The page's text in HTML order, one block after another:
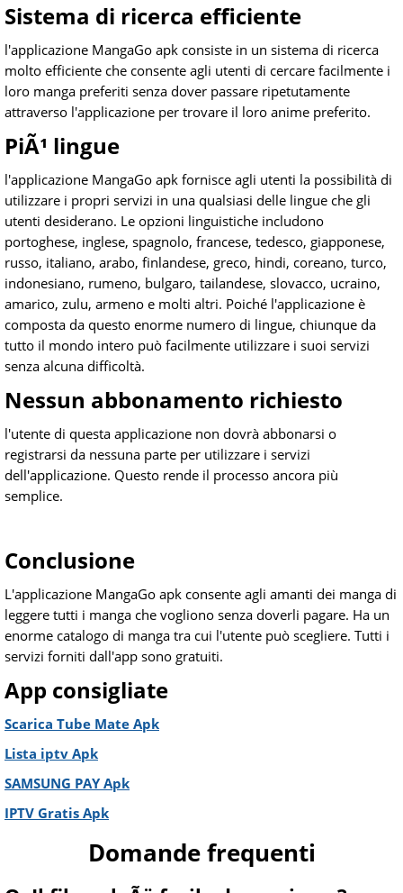
Sistema di ricerca efficiente
l'applicazione MangaGo apk consiste in un sistema di ricerca
molto efficiente che consente agli utenti di cercare facilmente i
loro manga preferiti senza dover passare ripetutamente
attraverso l'applicazione per trovare il loro anime preferito.
PiÃ¹ lingue
l'applicazione MangaGo apk fornisce agli utenti la possibilità di
utilizzare i propri servizi in una qualsiasi delle lingue che gli
utenti desiderano. Le opzioni linguistiche includono
portoghese, inglese, spagnolo, francese, tedesco, giapponese,
russo, italiano, arabo, finlandese, greco, hindi, coreano, turco,
indonesiano, rumeno, bulgaro, tailandese, slovacco, ucraino,
amarico, zulu, armeno e molti altri. Poiché l'applicazione è
composta da questo enorme numero di lingue, chiunque da
tutto il mondo intero può facilmente utilizzare i suoi servizi
senza alcuna difficoltà.
Nessun abbonamento richiesto
l'utente di questa applicazione non dovrà abbonarsi o
registrarsi da nessuna parte per utilizzare i servizi
dell'applicazione. Questo rende il processo ancora più
semplice.
Conclusione
L'applicazione MangaGo apk consente agli amanti dei manga di
leggere tutti i manga che vogliono senza doverli pagare. Ha un
enorme catalogo di manga tra cui l'utente può scegliere. Tutti i
servizi forniti dall'app sono gratuiti.
App consigliate
Scarica Tube Mate Apk
Lista iptv Apk
SAMSUNG PAY Apk
IPTV Gratis Apk
Domande frequenti